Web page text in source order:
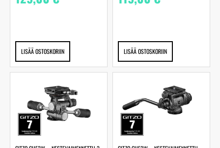
LISÄÄ OSTOSKORIIN LISÄÄ OSTOSKORIIN